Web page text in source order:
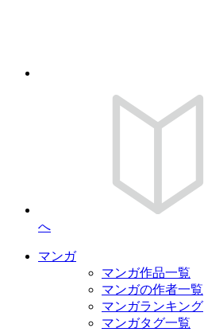
へ
マンガ
マンガ作品一覧
マンガの作者一覧
マンガランキング
マンガタグ一覧